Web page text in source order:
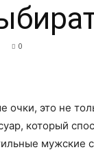
0
это не
который
мужские